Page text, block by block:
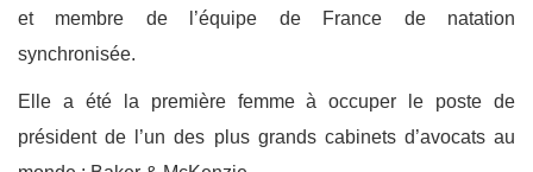
et membre de l’équipe de France de natation
synchronisée.
Elle a été la première femme à occuper le poste de
président de l’un des plus grands cabinets d’avocats au